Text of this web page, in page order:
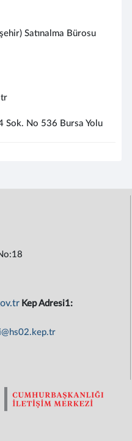
Satınalma Bürosu
Sok. No 536 Bursa Yolu
Kep Adresi1: